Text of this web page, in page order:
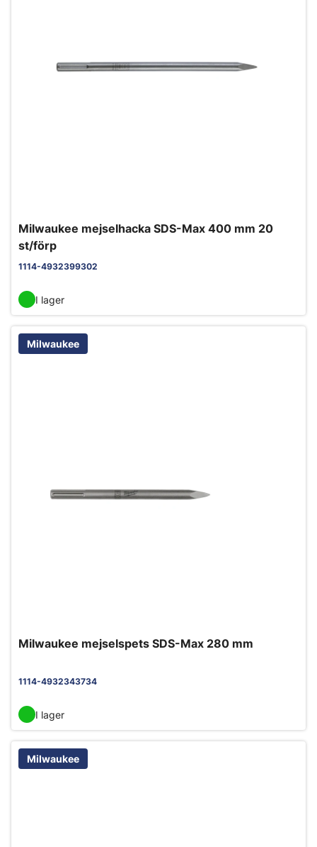
Milwaukee mejselhacka SDS-Max 400 mm 20
st/förp
1114-4932399302
I lager
Milwaukee
Milwaukee mejselspets SDS-Max 280 mm
1114-4932343734
I lager
Milwaukee